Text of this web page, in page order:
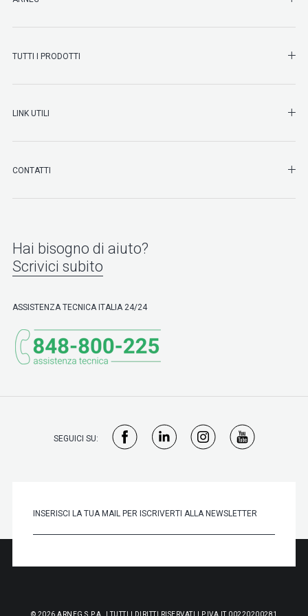
TUTTI I PRODOTTI
LINK UTILI
CONTATTI
Hai bisogno di aiuto?
Scrivici subito
ASSISTENZA TECNICA ITALIA 24/24
SEGUICI SU:
© 2026 ARNEG S.P.A. | TUTTI I DIRITTI RISERVATI | P.IVA IT 00220200281